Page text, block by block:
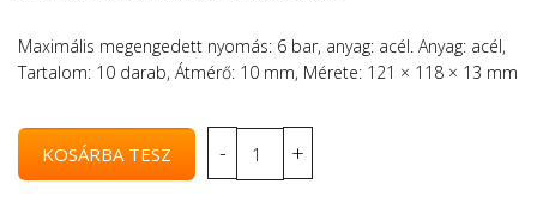
Maximális megengedett nyomás: 6 bar, anyag: acél. Anyag: acél,
Tartalom: 10 darab, Átmérő: 10 mm, Mérete: 121 × 118 × 13 mm